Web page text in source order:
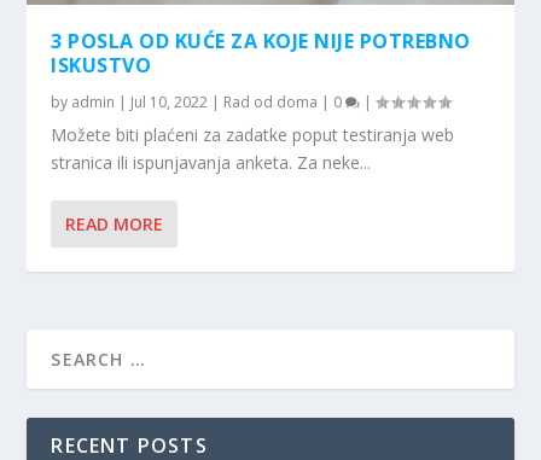
3 POSLA OD KUĆE ZA KOJE NIJE POTREBNO
ISKUSTVO
by admin | Jul 10, 2022 | Rad od doma | 0 |
Možete biti plaćeni za zadatke poput testiranja web
stranica ili ispunjavanja anketa. Za neke...
READ MORE
RECENT POSTS